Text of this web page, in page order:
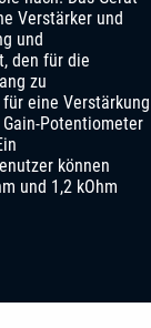
Verstärker und
und
den für die
zu
eine Verstärkung
Potentiometer
können
und 1,2 kOhm